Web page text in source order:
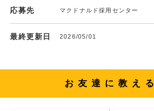
応募先 マクドナルド採用センター
最終更新日 2026/05/01
お友達に教える